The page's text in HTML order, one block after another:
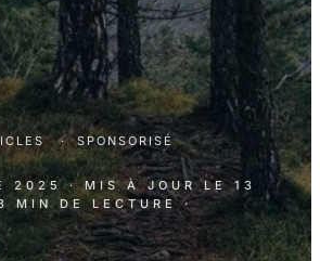
· SPONSORISÉ
2025 · MIS À JOUR LE13
MIN DE LECTURE ·